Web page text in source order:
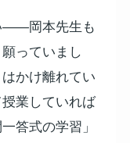
——岡本先生も
っていまし
かけ離れてい
業していれば
答式の学習」